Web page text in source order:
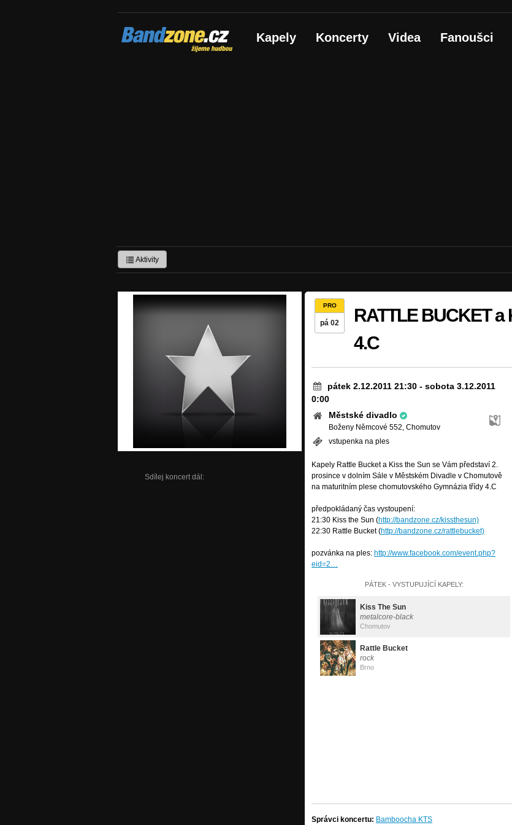
Bandzone.cz
žijeme hudbou Kapely Koncerty Videa Fanoušci
Aktivity
Sdílej koncert dál:
PRO
pá 02
RATTLE BUCKET a
4.C
pátek 2.12.2011 21:30 - sobota 3.12.2011
0:00
Městské divadlo
Boženy Němcové 552, Chomutov
vstupenka na ples
Kapely Rattle Bucket a Kiss the Sun se Vám představí 2.
prosince v dolním Sále v Městském Divadle v Chomutově
na maturitním plese chomutovského Gymnázia třídy 4.C
předpokládaný čas vystoupení:
21:30 Kiss the Sun (http://bandzone.cz/kissthesun)
22:30 Rattle Bucket (http://bandzone.cz/rattlebucket)
pozvánka na ples: http://www.facebook.com/event.php?
eid=2…
PÁTEK - VYSTUPUJÍCÍ KAPELY:
Kiss The Sun
metalcore-black
Chomutov
Rattle Bucket
rock
Brno
Správci koncertu: Bamboocha KTS